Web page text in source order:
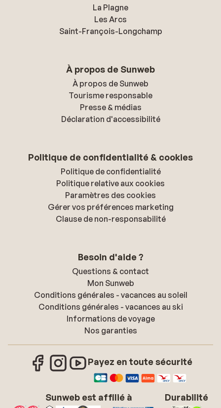
La Plagne
Les Arcs
Saint-François-Longchamp
À propos de Sunweb
À propos de Sunweb
Tourisme responsable
Presse & médias
Déclaration d'accessibilité
Politique de confidentialité & cookies
Politique de confidentialité
Politique relative aux cookies
Paramètres des cookies
Gérer vos préférences marketing
Clause de non-responsabilité
Besoin d'aide ?
Questions & contact
Mon Sunweb
Conditions générales - vacances au soleil
Conditions générales - vacances au ski
Informations de voyage
Nos garanties
Payez en toute sécurité
Sunweb est affilié à Durabilité